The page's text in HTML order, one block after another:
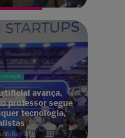
Inovação
avança,
professor segue
tecnologia,
Bett Blog